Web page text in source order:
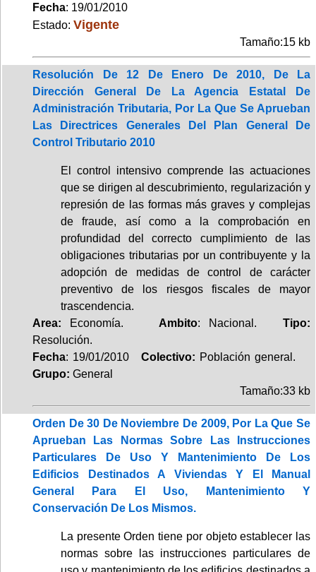
Fecha: 19/01/2010
Estado: Vigente
Tamaño:15 kb
Resolución De 12 De Enero De 2010, De La
Dirección General De La Agencia Estatal De
Administración Tributaria, Por La Que Se Aprueban
Las Directrices Generales Del Plan General De
Control Tributario 2010
El control intensivo comprende las actuaciones
que se dirigen al descubrimiento, regularización y
represión de las formas más graves y complejas
de fraude, así como a la comprobación en
profundidad del correcto cumplimiento de las
obligaciones tributarias por un contribuyente y la
adopción de medidas de control de carácter
preventivo de los riesgos fiscales de mayor
trascendencia.
Area: Economía. Ambito: Nacional.Tipo:
Resolución.
Fecha: 19/01/2010Colectivo: Población general.
Grupo: General
Tamaño:33 kb
Orden De 30 De Noviembre De 2009, Por La Que Se
Aprueban Las Normas Sobre Las Instrucciones
Particulares De Uso Y Mantenimiento De Los
Edificios Destinados A Viviendas Y El Manual
General Para El Uso, Mantenimiento Y
Conservación De Los Mismos.
La presente Orden tiene por objeto establecer las
normas sobre las instrucciones particulares de